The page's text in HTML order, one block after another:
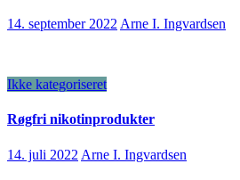
14. september 2022 Arne I. Ingvardsen
Ikke kategoriseret
Røgfri nikotinprodukter
14. juli 2022 Arne I. Ingvardsen